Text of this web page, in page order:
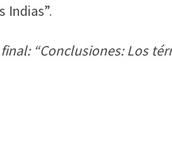
Indias”.
“Conclusiones: Los